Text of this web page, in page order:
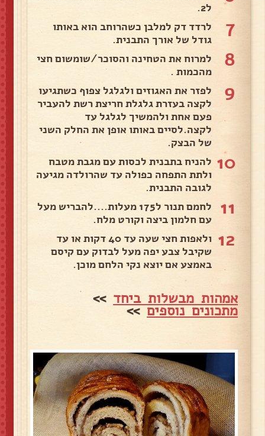
ל2.
7
לרדד דק למלבן כשהרוחב הוא באותו
גודל של אורך התבנית.
8
למרוח את הטחינה והסוכר/שומשום חצי
מהכמות .
9
לפזר את האגוזים ולגלגל צפוף כשתגיעו
לקצה בעזרת גלגלת חריצת רשת להעביר
פעם אחת ולהמשיך לגלגל עד
לקצה.לסיים באותו אופן את החלק השני
של הבצק.
10 להניח בתבנית לכסות עם מגבת מטבח
ולתת התפחה כפולה עד שהרולדה מגיעה
לגובה התבנית.
11
לחמם תנור ל175 מעלות....להבריש מעל
עם חלמון ביצה וקורט מלח.
12
ולאפות חצי שעה עד 40 דקות או עד
שקיבל צבע יפה מעל לבדוק עם קיסם
באמצע אם יוצא נקי הלחם מוכן.
אמהות מבשלות ביחד >>
מתכונים נוספים>>